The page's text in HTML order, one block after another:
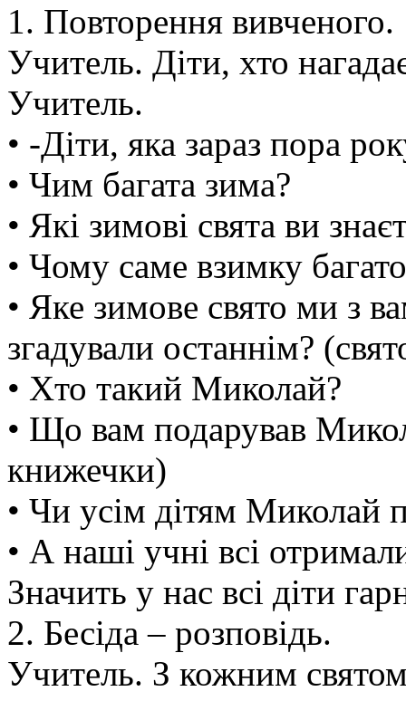
1. Повторення вивченого.
Учитель. Діти, хто
Учитель.
• -Діти, яка зараз пора
• Чим багата зима?
• Які зимові свята ви
• Чому саме взимку
• Яке зимове свято ми з
згадували останнім?
• Хто такий Миколай?
• Що вам подарував
книжечки)
• Чи усім дітям Миколай
• А наші учні всі
Значить у нас всі діти
2. Бесіда – розповідь.
Учитель. З кожним святом